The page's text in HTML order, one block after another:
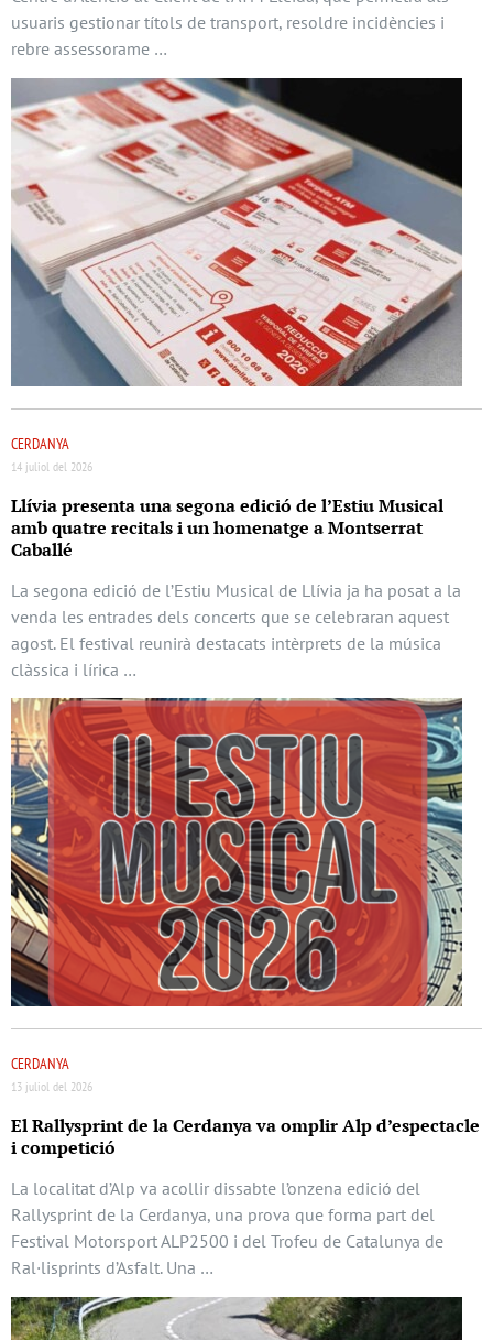
usuaris gestionar títols de transport, resoldre incidències i
rebre assessorame …
CERDANYA
14 juliol del 2026
Llívia presenta una segona edició de l’Estiu Musical
amb quatre recitals i un homenatge a Montserrat
Caballé
La segona edició de l’Estiu Musical de Llívia ja ha posat a la
venda les entrades dels concerts que se celebraran aquest
agost. El festival reunirà destacats intèrprets de la música
clàssica i lírica …
CERDANYA
13 juliol del 2026
El Rallysprint de la Cerdanya va omplir Alp d’espectacle
i competició
La localitat d’Alp va acollir dissabte l’onzena edició del
Rallysprint de la Cerdanya, una prova que forma part del
Festival Motorsport ALP2500 i del Trofeu de Catalunya de
Ral·lisprints d’Asfalt. Una …